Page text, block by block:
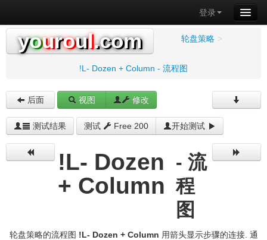
登录
youroul.com 轮盘策略 >
!L- Dozen + Column - 流程图
后面 视图 修改
测试结果 测试 Free 200 开始测试
!L- Dozen
+ Column
- 流
程
图
轮盘策略的流程图 !L- Dozen + Column 用箭头显示步骤的连接. 通